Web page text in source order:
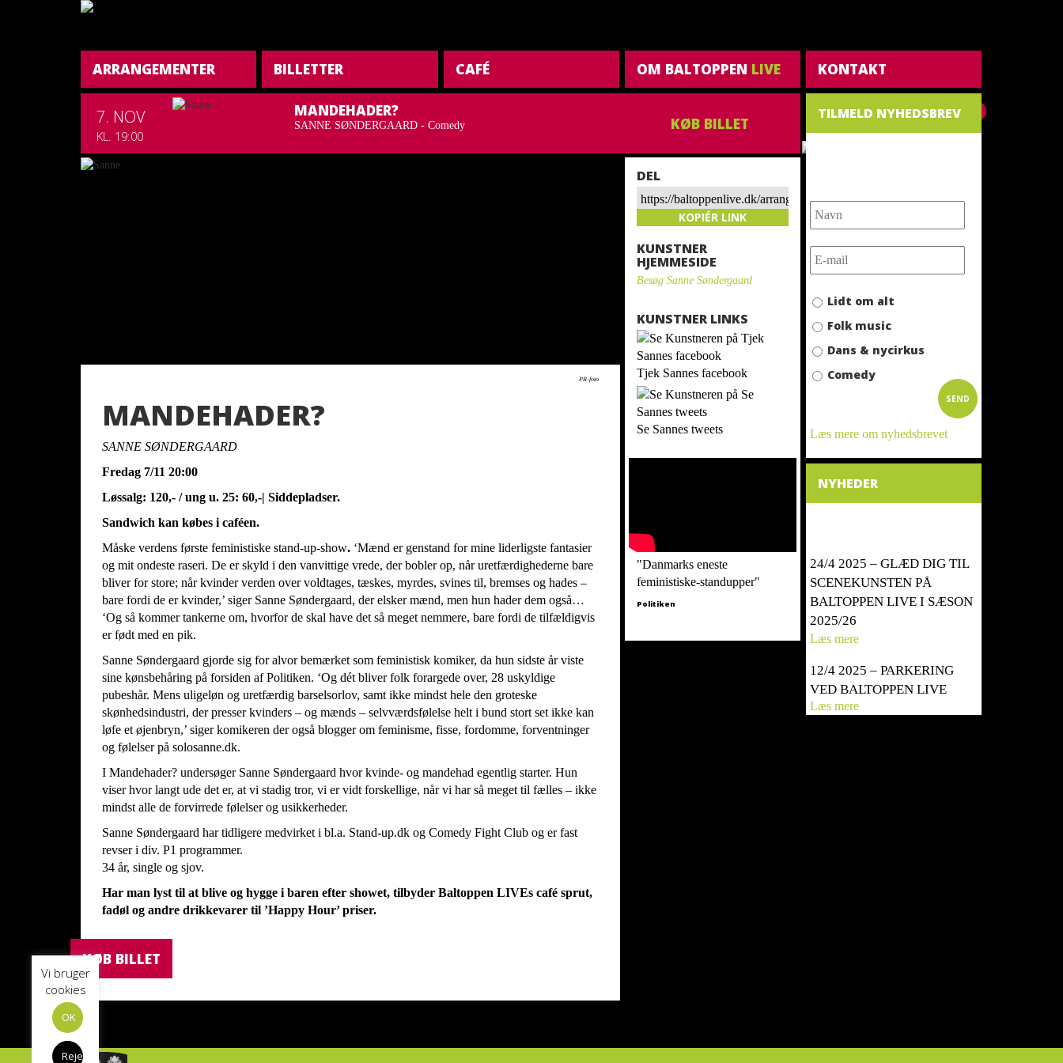
ARRANGEMENTER BILLETTER CAFÉ OM BALTOPPEN LIVE KONTAKT
7. NOV
KL. 19:00
MANDEHADER?
SANNE SØNDERGAARD - Comedy KØB BILLET
PR-foto
MANDEHADER?
SANNE SØNDERGAARD
Fredag 7/11 20:00
Løssalg: 120,- / ung u. 25: 60,-| Siddepladser.
Sandwich kan købes i caféen.
Måske verdens første feministiske stand-up-show. ‘Mænd er genstand for mine liderligste fantasier
og mit ondeste raseri. De er skyld i den vanvittige vrede, der bobler op, når uretfærdighederne bare
bliver for store; når kvinder verden over voldtages, tæskes, myrdes, svines til, bremses og hades –
bare fordi de er kvinder,’ siger Sanne Søndergaard, der elsker mænd, men hun hader dem også…
‘Og så kommer tankerne om, hvorfor de skal have det så meget nemmere, bare fordi de tilfældigvis
er født med en pik.
Sanne Søndergaard gjorde sig for alvor bemærket som feministisk komiker, da hun sidste år viste
sine kønsbehåring på forsiden af Politiken. ‘Og dét bliver folk forargede over, 28 uskyldige
pubeshår. Mens uligeløn og uretfærdig barselsorlov, samt ikke mindst hele den groteske
skønhedsindustri, der presser kvinders – og mænds – selvværdsfølelse helt i bund stort set ikke kan
løfe et øjenbryn,’ siger komikeren der også blogger om feminisme, fisse, fordomme, forventninger
og følelser på solosanne.dk.
I Mandehader? undersøger Sanne Søndergaard hvor kvinde- og mandehad egentlig starter. Hun
viser hvor langt ude det er, at vi stadig tror, vi er vidt forskellige, når vi har så meget til fælles – ikke
mindst alle de forvirrede følelser og usikkerheder.
Sanne Søndergaard har tidligere medvirket i bl.a. Stand-up.dk og Comedy Fight Club og er fast
revser i div. P1 programmer.
34 år, single og sjov.
Har man lyst til at blive og hygge i baren efter showet, tilbyder Baltoppen LIVEs café sprut,
fadøl og andre drikkevarer til ’Happy Hour’ priser.
KØB BILLET
DEL
https://baltoppenlive.dk/arrangement/sanne-
soendergaard-mandehader/
KOPIÉR LINK
KUNSTNER
HJEMMESIDE
Besøg Sanne Søndergaard
KUNSTNER LINKS
Tjek Sannes facebook
Se Sannes tweets
"Danmarks eneste
feministiske-standupper"
Politiken
TILMELD NYHEDSBREV
Lidt om alt
Folk music
Dans & nycirkus
Comedy
Læs mere om nyhedsbrevet
SEND
NYHEDER
24/4 2025 – GLÆD DIG TIL
SCENEKUNSTEN PÅ
BALTOPPEN LIVE I SÆSON
2025/26
Læs mere
12/4 2025 – PARKERING
VED BALTOPPEN LIVE
Læs mere
Vi bruger
cookies
OK
Reject